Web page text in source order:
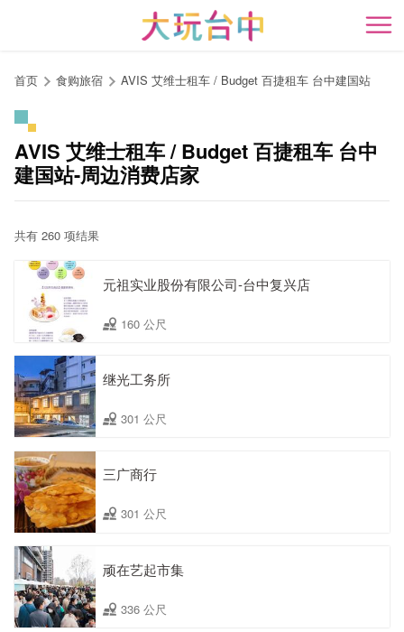
开
首页 食购旅宿 AVIS 艾维士租车 / Budget 百捷租车 台中建国站
AVIS 艾维士租车 / Budget 百捷租车 台中
建国站-周边消费店家
共有 260 项结果
元祖实业股份有限公司-台中复兴店
160 公尺
继光工务所
301 公尺
三广商行
301 公尺
顽在艺起市集
336 公尺